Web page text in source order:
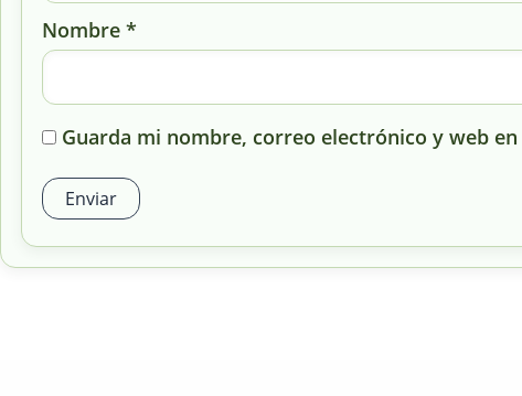
Nombre *
Guarda mi nombre, correo electrónico y web